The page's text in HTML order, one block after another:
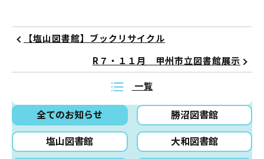
全てのお知らせ
勝沼図書館
塩山図書館
大和図書館
【塩山図書館】ブックリサイクル
R７・１１月 甲州市立図書館展示
一覧